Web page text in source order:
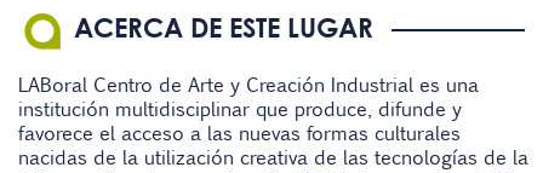
ACERCA DE ESTE LUGAR
LABoral Centro de Arte y Creación Industrial es una
institución multidisciplinar que produce, difunde y
favorece el acceso a las nuevas formas culturales
nacidas de la utilización creativa de las tecnologías de la